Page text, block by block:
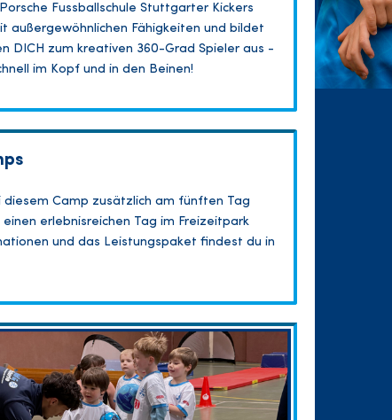
Fussballschule Stuttgarter Kickers
außergewöhnlichen Fähigkeiten und bildet
DICH zum kreativen 360-Grad Spieler aus -
im Kopf und in den Beinen!
Camp zusätzlich am fünften Tag
erlebnisreichen Tag im Freizeitpark
und das Leistungspaket findest du in